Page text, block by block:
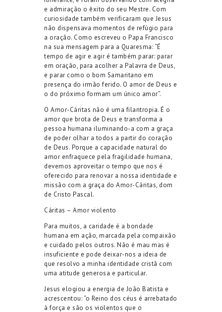
e admiração o êxito do seu Mestre. Com
curiosidade também verificaram que Jesus
não dispensava momentos de refúgio para
a oração. Como escreveu o Papa Francisco
na sua mensagem para a Quaresma: “É
tempo de agir e agir é também parar: parar
em oração, para acolher a Palavra de Deus,
e parar como o bom Samaritano em
presença do irmão ferido. O amor de Deus e
o do próximo formam um único amor”.
O Amor-Cáritas não é uma filantropia. É o
amor que brota de Deus e transforma a
pessoa humana iluminando-a com a graça
de poder olhar a todos a partir do coração
de Deus. Porque a capacidade natural do
amor enfraquece pela fragilidade humana,
devemos aproveitar o tempo que nos é
oferecido para renovar a nossa identidade e
missão com a graça do Amor-Cáritas, dom
de Cristo Pascal.
Cáritas – Amor violento
Para muitos, a caridade é a bondade
humana em ação, marcada pela compaixão
e cuidado pelos outros. Não é mau mas é
insuficiente e pode deixar-nos a ideia de
que resolvo a minha identidade cristã com
uma atitude generosa e particular.
Jesus elogiou a energia de João Batista e
acrescentou: “o Reino dos céus é arrebatado
à força e são os violentos que o